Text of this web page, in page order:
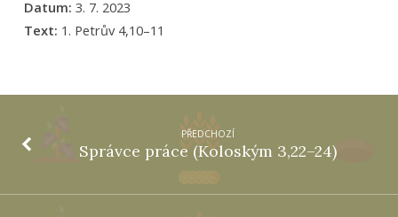
Datum: 3. 7. 2023
Text: 1. Petrův 4,10–11
PŘEDCHOZÍ
Správce práce (Koloským 3,22–24)